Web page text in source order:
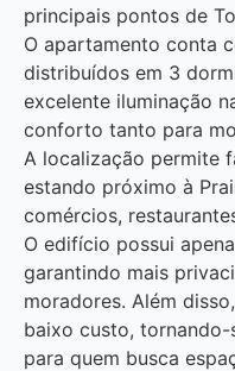
principais pontos de
O apartamento conta
distribuídos em 3
excelente iluminação
conforto tanto para
A localização permite
estando próximo à
comércios,
O edifício possui
garantindo mais
moradores. Além
baixo custo,
para quem busca